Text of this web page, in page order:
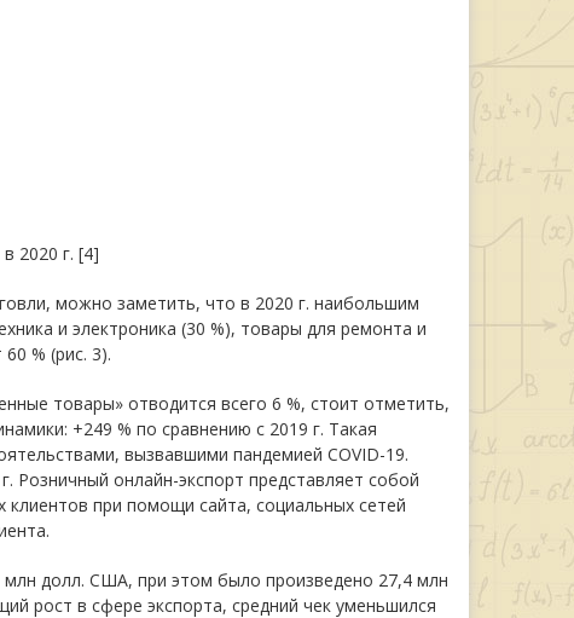
2020 г. [4]
можно заметить, что в 2020 г. наибольшим
и электроника (30 %), товары для ремонта и
% (рис. 3).
товары» отводится всего 6 %, стоит отметить,
+249 % по сравнению с 2019 г. Такая
вызвавшими пандемией COVID-19.
Розничный онлайн-экспорт представляет собой
при помощи сайта, социальных сетей
млн долл. США, при этом было произведено 27,4 млн
рост в сфере экспорта, средний чек уменьшился